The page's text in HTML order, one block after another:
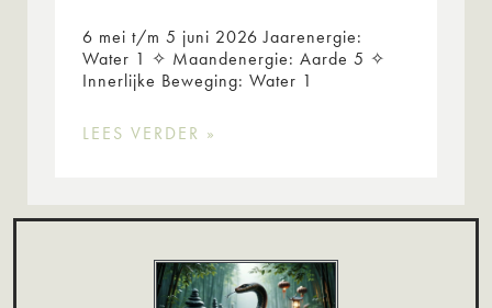
6 mei t/m 5 juni 2026 Jaarenergie:
Water 1 ✧ Maandenergie: Aarde 5 ✧
Innerlijke Beweging: Water 1
LEES VERDER »